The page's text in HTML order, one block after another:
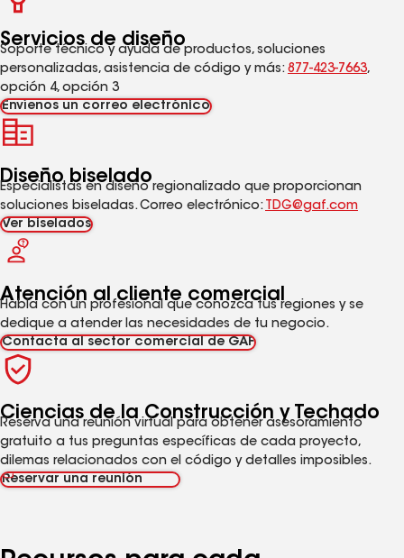
Servicios de diseño
Soporte técnico y ayuda de productos, soluciones
personalizadas, asistencia de código y más: 877-423-7663,
opción 4, opción 3
Envíenos un correo electrónico
Diseño biselado
Especialistas en diseño regionalizado que proporcionan
soluciones biseladas. Correo electrónico: TDG@gaf.com
Ver biselados
Atención al cliente comercial
Habla con un profesional que conozca tus regiones y se
dedique a atender las necesidades de tu negocio.
Contacta al sector comercial de GAF
Ciencias de la Construcción y Techado
Reserva una reunión virtual para obtener asesoramiento
gratuito a tus preguntas específicas de cada proyecto,
dilemas relacionados con el código y detalles imposibles.
Reservar una reunión